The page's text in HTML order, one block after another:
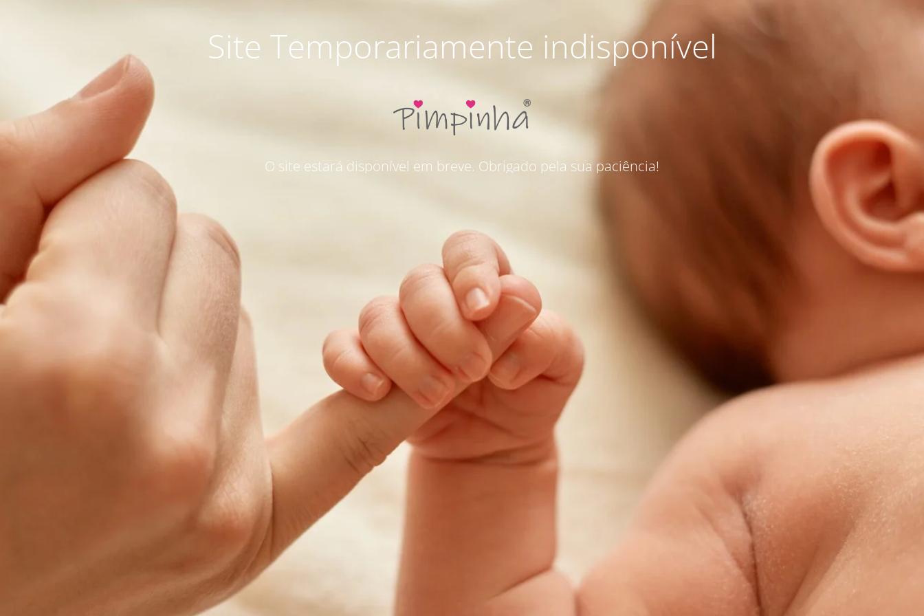
Site Temporariamente indisponível
O site estará disponível em breve. Obrigado pela sua paciência!